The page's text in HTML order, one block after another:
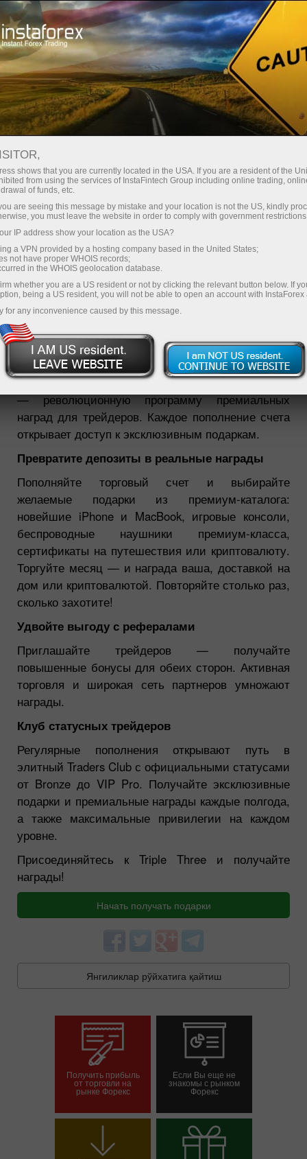
Компания янгиликлари
TRIPLE THREE — ПОДАРКИ
ПРЕМИУМ-КЛАССА ЗА
ДЕПОЗИТ!
очиш
очиш
27.02.2026 04:19 PM
InstaForex с радостью представляет Triple Three
— революционную программу премиальных
наград для трейдеров. Каждое пополнение счета
открывает доступ к эксклюзивным подаркам.
Превратите депозиты в реальные награды
Пополняйте торговый счет и выбирайте
желаемые подарки из премиум-каталога:
новейшие iPhone и MacBook, игровые консоли,
беспроводные наушники премиум-класса,
сертификаты на путешествия или криптовалюту.
Торгуйте месяц — и награда ваша, доставкой на
дом или криптовалютой. Повторяйте столько раз,
сколько захотите!
Удвойте выгоду с рефералами
Приглашайте трейдеров — получайте
повышенные бонусы для обеих сторон. Активная
торговля и широкая сеть партнеров умножают
награды.
Клуб статусных трейдеров
Регулярные пополнения открывают путь в
элитный Traders Club с официальными статусами
от Bronze до VIP Pro. Получайте эксклюзивные
подарки и премиальные награды каждые полгода,
а также максимальные привилегии на каждом
уровне.
Присоединяйтесь к Triple Three и получайте
награды!
Начать получать подарки
Янгиликлар рўйхатига қайтиш
Получить прибыль
от торговли на
рынке Форекс
варағини очиш
Если Вы еще не
знакомы с рынком
Форекс
Демо-ҳисоб-варағини
очиш
shows that you are currently located in the USA. If you are a resident of the
from using the services of InstaFintech Group including online trading,
of funds, etc.
are seeing this message by mistake and your location is not the US, kindly
you must leave the website in order to comply with government
IP address show your location as the USA?
a VPN provided by a hosting company based in the United States;
not have proper WHOIS records;
in the WHOIS geolocation database.
whether you are a US resident or not by clicking the relevant button below. If
being a US resident, you will not be able to open an account with InstaForex
for any inconvenience caused by this message.